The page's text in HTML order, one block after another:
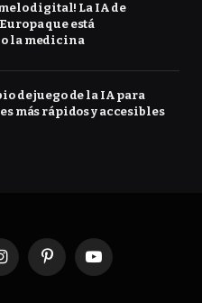
digital! La IA de
que está
la medicina
de juego de la IA para
más rápidos y accesibles
PinterestYouTube